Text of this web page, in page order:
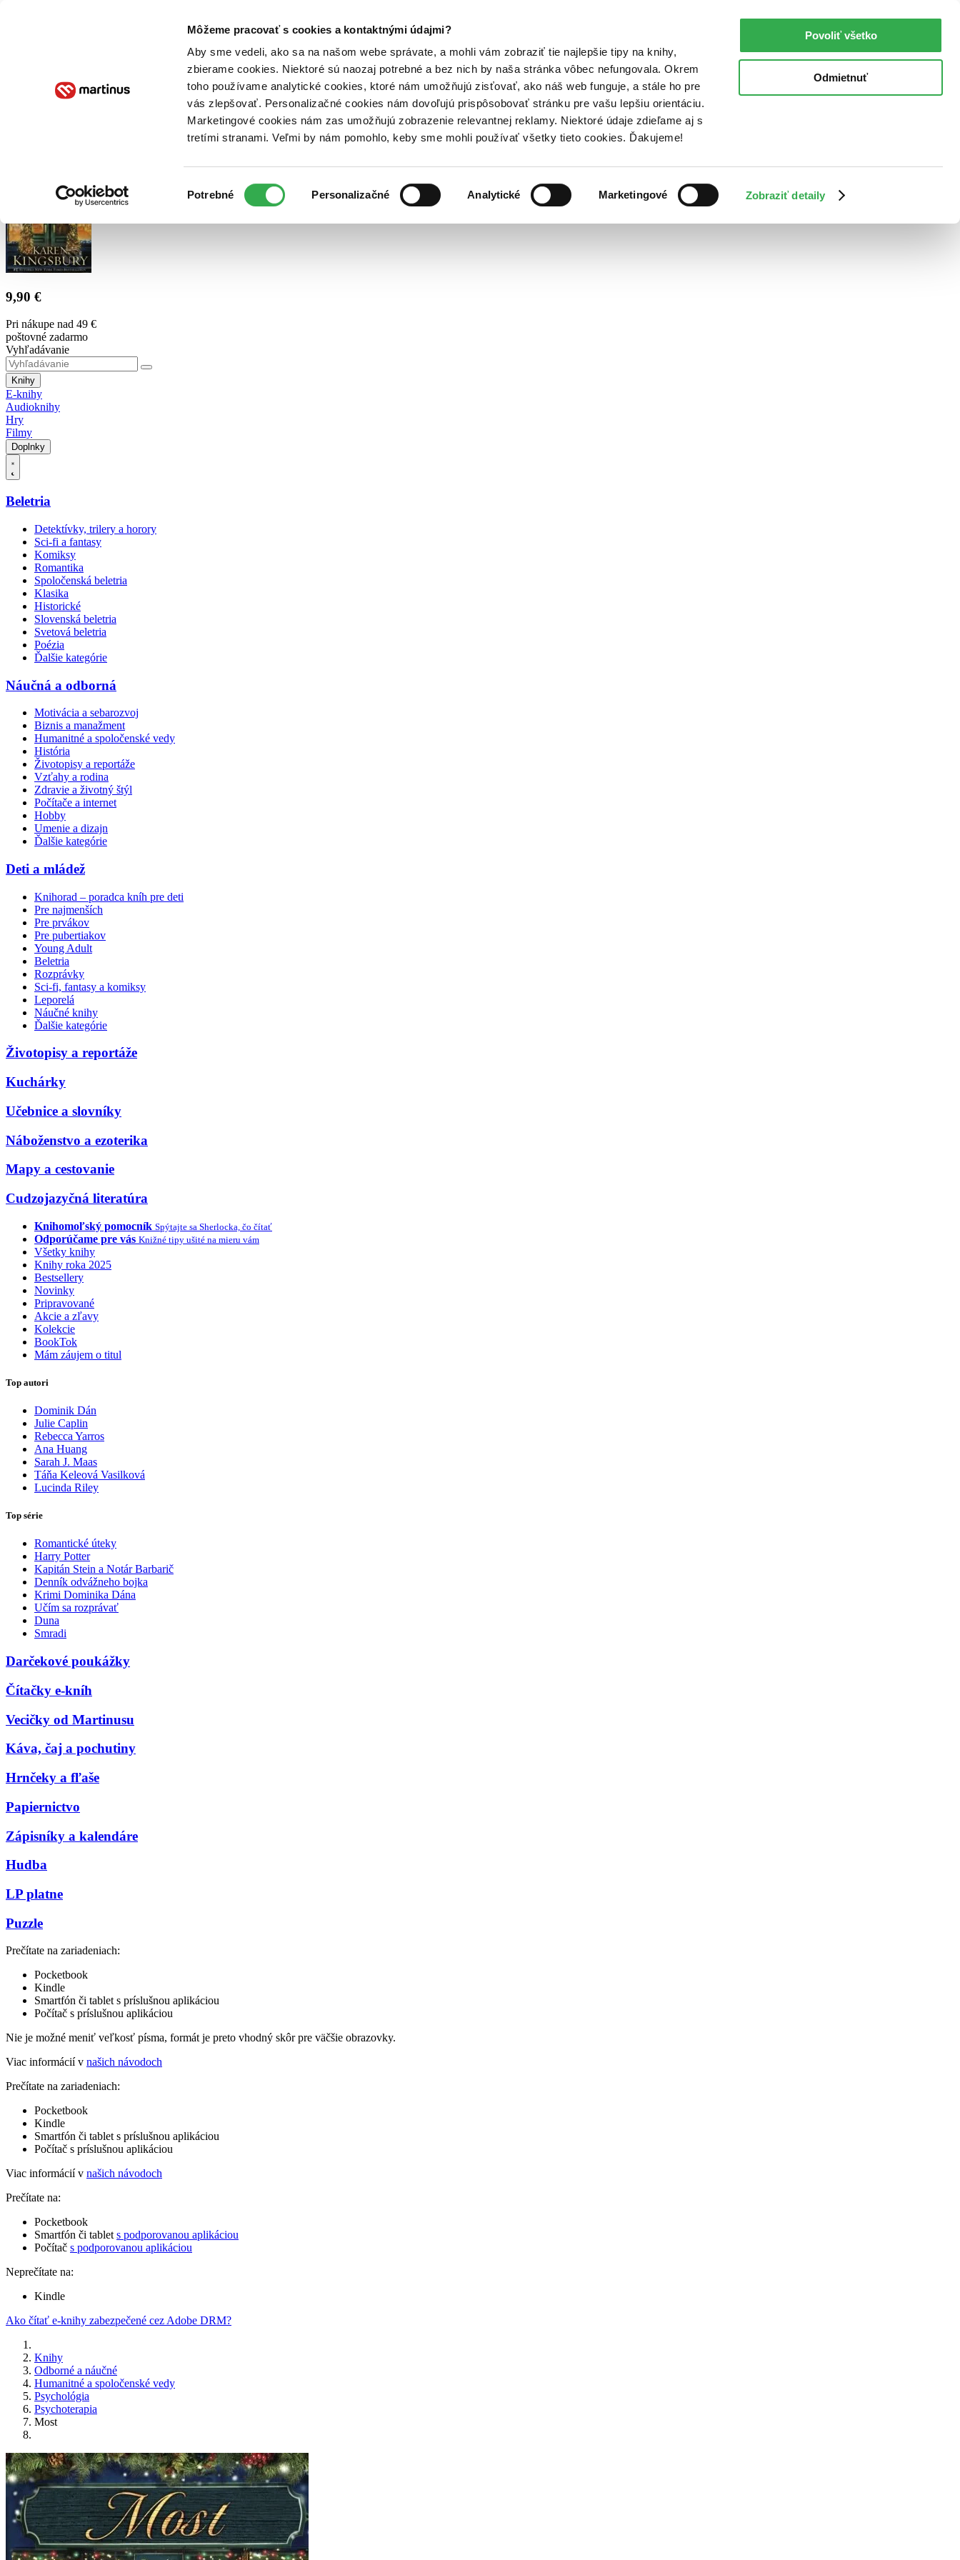
Môžeme pracovať s cookies a kontaktnými údajmi?
Aby sme vedeli, ako sa na našom webe správate, a mohli vám zobraziť tie najlepšie tipy na knihy,
zbierame cookies. Niektoré sú naozaj potrebné a bez nich by naša stránka vôbec nefungovala. Okrem
toho používame analytické cookies, ktoré nám umožňujú zisťovať, ako náš web funguje, a stále ho pre
vás zlepšovať. Personalizačné cookies nám dovoľujú prispôsobovať stránku pre vašu lepšiu orientáciu.
Marketingové cookies nám zas umožňujú zobrazenie relevantnej reklamy. Niektoré údaje zdieľame aj s
tretími stranami. Veľmi by nám pomohlo, keby sme mohli používať všetky tieto cookies. Ďakujeme!
súhlasu
Potrebné Personalizačné Analytické Marketingové Zobraziť detaily
Povoliť všetko
Odmietnuť
Poukážky Kontakt
9,90 €
Pri nákupe nad 49 €
poštovné zadarmo
Vyhľadávanie
Knihy
E-knihy
Audioknihy
Hry
Filmy
Doplnky
Beletria
Detektívky, trilery a horory
Sci-fi a fantasy
Komiksy
Romantika
Spoločenská beletria
Klasika
Historické
Slovenská beletria
Svetová beletria
Poézia
Ďalšie kategórie
Náučná a odborná
Motivácia a sebarozvoj
Biznis a manažment
Humanitné a spoločenské vedy
História
Životopisy a reportáže
Vzťahy a rodina
Zdravie a životný štýl
Počítače a internet
Hobby
Umenie a dizajn
Ďalšie kategórie
Deti a mládež
Knihorad – poradca kníh pre deti
Pre najmenších
Pre prvákov
Pre pubertiakov
Young Adult
Beletria
Rozprávky
Sci-fi, fantasy a komiksy
Leporelá
Náučné knihy
Ďalšie kategórie
Životopisy a reportáže
Kuchárky
Učebnice a slovníky
Náboženstvo a ezoterika
Mapy a cestovanie
Cudzojazyčná literatúra
Knihomoľský pomocník Spýtajte sa Sherlocka, čo čítať
Odporúčame pre vás Knižné tipy ušité na mieru vám
Všetky knihy
Knihy roka 2025
Bestsellery
Novinky
Pripravované
Akcie a zľavy
Kolekcie
BookTok
Mám záujem o titul
Top autori
Dominik Dán
Julie Caplin
Rebecca Yarros
Ana Huang
Sarah J. Maas
Táňa Keleová Vasilková
Lucinda Riley
Top série
Romantické úteky
Harry Potter
Kapitán Stein a Notár Barbarič
Denník odvážneho bojka
Krimi Dominika Dána
Učím sa rozprávať
Duna
Smradi
Darčekové poukážky
Čítačky e-kníh
Vecičky od Martinusu
Káva, čaj a pochutiny
Hrnčeky a fľaše
Papiernictvo
Zápisníky a kalendáre
Hudba
LP platne
Puzzle
Prečítate na zariadeniach:
Pocketbook
Kindle
Smartfón či tablet s príslušnou aplikáciou
Počítač s príslušnou aplikáciou
Nie je možné meniť veľkosť písma, formát je preto vhodný skôr pre väčšie obrazovky.
Viac informácií v našich návodoch
Prečítate na zariadeniach:
Pocketbook
Kindle
Smartfón či tablet s príslušnou aplikáciou
Počítač s príslušnou aplikáciou
Viac informácií v našich návodoch
Prečítate na:
Pocketbook
Smartfón či tablet s podporovanou aplikáciou
Počítač s podporovanou aplikáciou
Neprečítate na:
Kindle
Ako čítať e-knihy zabezpečené cez Adobe DRM?
Knihy
Odborné a náučné
Humanitné a spoločenské vedy
Psychológia
Psychoterapia
Most